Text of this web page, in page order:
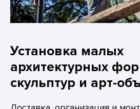
Установка малых
архитектурных
скульптур и арт-